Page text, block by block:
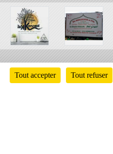
Tout accepter Tout refuser